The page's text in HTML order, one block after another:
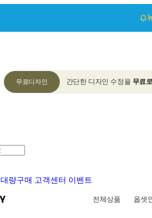
무료디자인 간단한 디자인 수정을 무료
대량구매 고객센터 이벤트
전체상품 옵셋